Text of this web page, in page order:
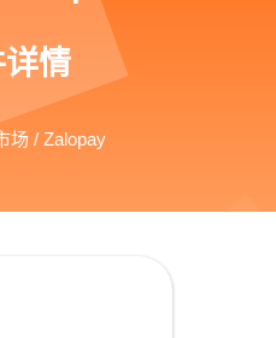
情
场 / Zalopay